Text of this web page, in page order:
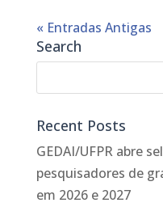
« Entradas Antigas
Search
Recent Posts
GEDAI/UFPR abre
pesquisadores de
em 2026 e 2027